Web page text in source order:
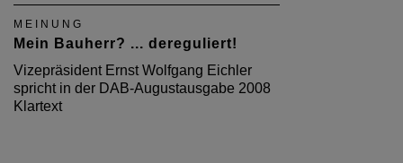
MEINUNG
Mein Bauherr? ... dereguliert!
Vizepräsident Ernst Wolfgang Eichler
spricht in der DAB-Augustausgabe 2008
Klartext